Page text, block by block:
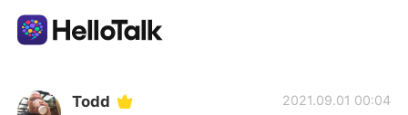
แอปแลกเปลี่ยนทางภาษา
Todd 2021.09.01 00:04